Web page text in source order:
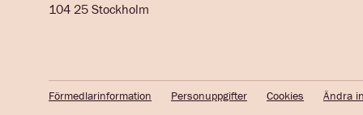
104 25 Stockholm
Förmedlarinformation Personuppgifter Cookies Ändra